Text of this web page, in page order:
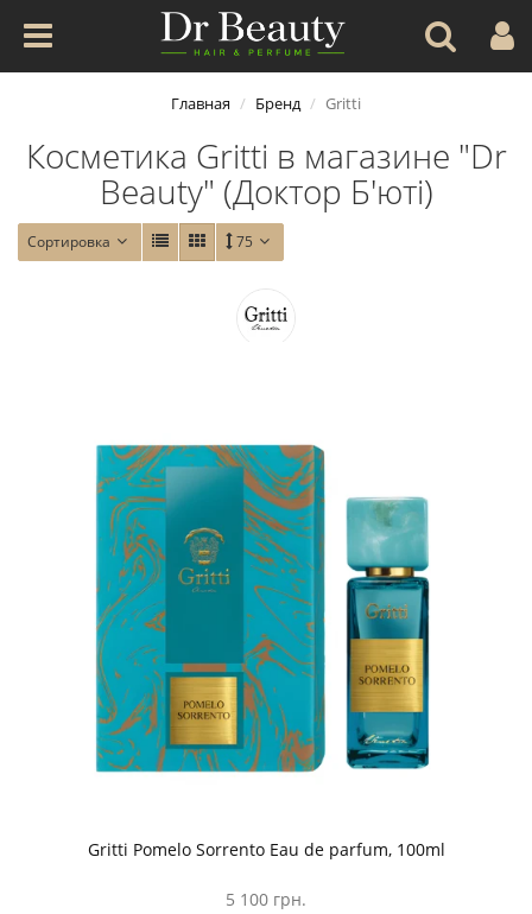
Главная Бренд Gritti
Косметика Gritti в магазине "Dr
Beauty" (Доктор Б'юті)
Сортировка 75
Gritti Pomelo Sorrento Eau de parfum, 100ml
5 100 грн.